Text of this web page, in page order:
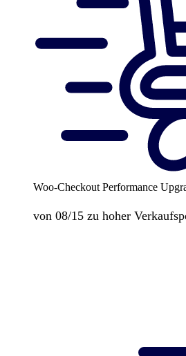
Woo-Checkout Performance
von 08/15 zu hoher